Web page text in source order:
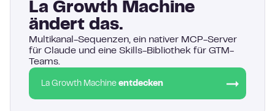
La Growth Machine
ändert das.
Multikanal-Sequenzen, ein nativer MCP-Server
für Claude und eine Skills-Bibliothek für GTM-
Teams.
La Growth Machine entdecken